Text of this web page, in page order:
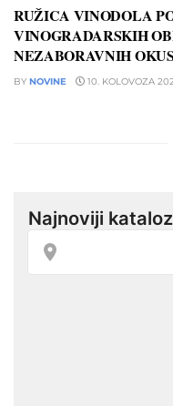
RUŽICA VINODOLA
VINOGRADARSKIH
NEZABORAVNIH
BY NOVINE 10. KOLOVOZA